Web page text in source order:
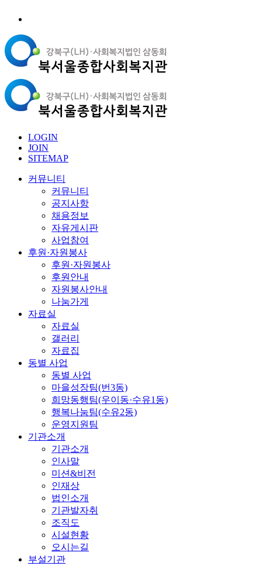
LOGIN
JOIN
SITEMAP
커뮤니티
커뮤니티
공지사항
채용정보
자유게시판
사업참여
후원·자원봉사
후원·자원봉사
후원안내
자원봉사안내
나눔가게
자료실
자료실
갤러리
자료집
동별 사업
동별 사업
마을성장팀(번3동)
희망동행팀(우이동·수유1동)
행복나눔팀(수유2동)
운영지원팀
기관소개
기관소개
인사말
미션&비전
인재상
법인소개
기관발자취
조직도
시설현황
오시는길
부설기관